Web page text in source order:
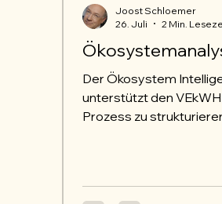
Der Ökosystem
unterstützt den VEkWH
Prozess zu
Joost Schloemer
26. Juli
2 Min.